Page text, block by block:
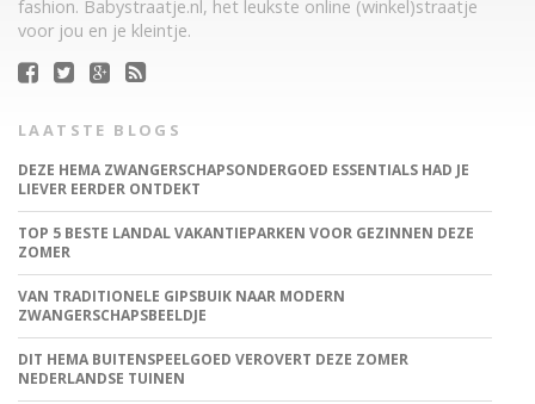
fashion. Babystraatje.nl, het leukste online (winkel)straatje
voor jou en je kleintje.
LAATSTE BLOGS
DEZE HEMA ZWANGERSCHAPSONDERGOED ESSENTIALS HAD JE
LIEVER EERDER ONTDEKT
TOP 5 BESTE LANDAL VAKANTIEPARKEN VOOR GEZINNEN DEZE
ZOMER
VAN TRADITIONELE GIPSBUIK NAAR MODERN
ZWANGERSCHAPSBEELDJE
DIT HEMA BUITENSPEELGOED VEROVERT DEZE ZOMER
NEDERLANDSE TUINEN